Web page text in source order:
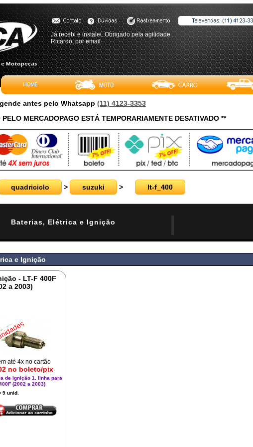
Já recebi e instalei. Obrigado pela agilidade.
Ricardo, por email
antes pelo Whatsapp (11) 4123-3353
MERCADOPAGO ESTÁ TEMPORARIAMENTE DESATIVADO **
quadriciclo > suzuki > lt-f_400
Baterias, Elétrica e Ignição
e Ignição
- LT-F 400F
a 2003)
até 4x no cartão
no boleto/pix
de ignição 1. linha para
(2002 a 2003)